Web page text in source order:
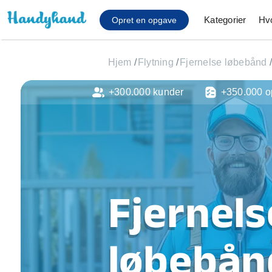
Opret en opgave Kategorier
Affaldsfjernelse
Afhentning af
Anlæg af terrasse
Cykel reparation
Flyttehjælp
Gulvlaminering
Hårde hvidevare
Hjælp til mobil, pc,
Installation af
Møbelsamling og
Ophængning af
Hjem / Flytning / Fjernelse løbebånd /
+300.000 kunder +350.000